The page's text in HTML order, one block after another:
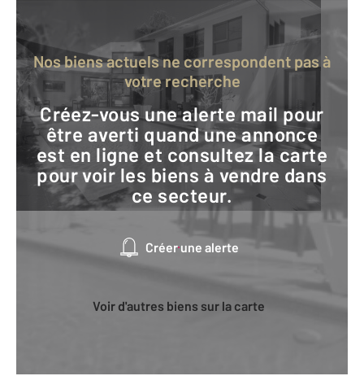
Nos biens actuels ne correspondent pas à
votre recherche
Créez-vous une alerte mail pour
être averti quand une annonce
est en ligne et consultez la carte
pour voir les biens à vendre dans
ce secteur.
Créer une alerte
Voir d'autres biens sur la carte